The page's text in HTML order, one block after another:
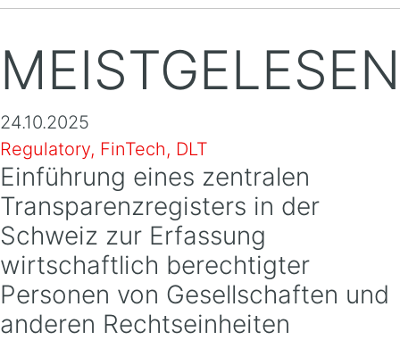
MEISTGELESEN
24.10.2025
Regulatory, FinTech, DLT
Einführung eines zentralen
Transparenzregisters in der
Schweiz zur Erfassung
wirtschaftlich berechtigter
Personen von Gesellschaften und
anderen Rechtseinheiten